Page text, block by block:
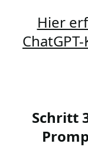
Hier
Schritt